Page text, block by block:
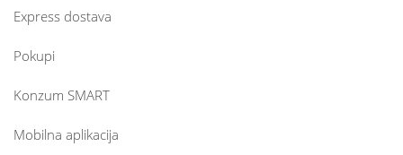
Express dostava
Pokupi
Konzum SMART
Mobilna aplikacija